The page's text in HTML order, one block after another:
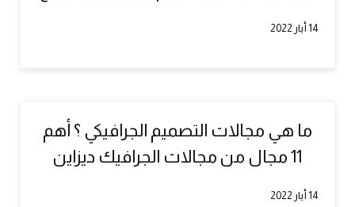
14 أيار 2022
ما هي مجالات التصميم الجرافيكي ؟ أهم
11 مجال من مجالات الجرافيك ديزاين
14 أيار 2022